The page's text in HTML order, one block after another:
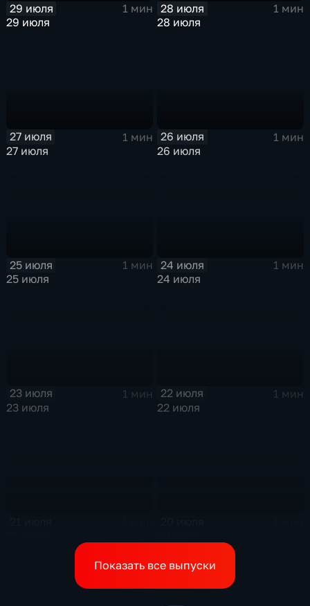
29 июля
1 мин
29 июля
28 июля
1 мин
28 июля
27 июля
1 мин
27 июля
26 июля
1 мин
26 июля
25 июля
1 мин
25 июля
24 июля
1 мин
24 июля
23 июля
1 мин
23 июля
22 июля
1 мин
22 июля
Показать все выпуски